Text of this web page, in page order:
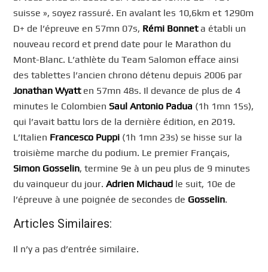
suisse », soyez rassuré. En avalant les 10,6km et 1290m
D+ de l’épreuve en 57mn 07s, Rémi Bonneta établi un
nouveau record et prend date pour le Marathon du
Mont-Blanc. L’athlète du Team Salomon efface ainsi
des tablettes l’ancien chrono détenu depuis 2006 par
Jonathan Wyatten 57mn 48s. Il devance de plus de 4
minutes le Colombien Saul Antonio Padua (1h 1mn 15s),
qui l’avait battu lors de la dernière édition, en 2019.
L’Italien Francesco Puppi (1h 1mn 23s) se hisse sur la
troisième marche du podium. Le premier Français,
Simon Gosselin, termine 9e à un peu plus de 9 minutes
du vainqueur du jour.Adrien Michaud le suit, 10e de
l’épreuve à une poignée de secondes de Gosselin.
Articles Similaires:
Il n’y a pas d’entrée similaire.